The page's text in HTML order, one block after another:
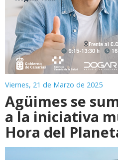
Viernes, 21 de Marzo de 2025
Agüimes se
a la iniciativa
Hora del